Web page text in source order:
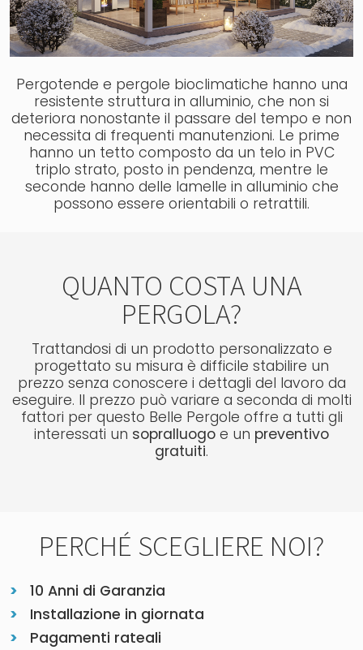
Pergotende e pergole bioclimatiche hanno una
resistente struttura in alluminio, che non si
deteriora nonostante il passare del tempo e non
necessita di frequenti manutenzioni. Le prime
hanno un tetto composto da un telo in PVC
triplo strato, posto in pendenza, mentre le
seconde hanno delle lamelle in alluminio che
possono essere orientabili o retrattili.
QUANTO COSTA UNA
PERGOLA?
Trattandosi di un prodotto personalizzato e
progettato su misura è difficile stabilire un
prezzo senza conoscere i dettagli del lavoro da
eseguire. Il prezzo può variare a seconda di molti
fattori per questo Belle Pergole offre a tutti gli
interessati un sopralluogo e un preventivo
gratuiti.
PERCHÉ SCEGLIERE NOI?
10 Anni di Garanzia
Installazione in giornata
Pagamenti rateali